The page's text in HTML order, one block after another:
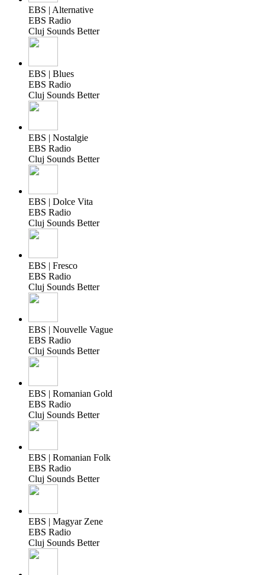
EBS | Alternative
EBS Radio
Cluj Sounds Better
EBS | Blues
EBS Radio
Cluj Sounds Better
EBS | Nostalgie
EBS Radio
Cluj Sounds Better
EBS | Dolce Vita
EBS Radio
Cluj Sounds Better
EBS | Fresco
EBS Radio
Cluj Sounds Better
EBS | Nouvelle Vague
EBS Radio
Cluj Sounds Better
EBS | Romanian Gold
EBS Radio
Cluj Sounds Better
EBS | Romanian Folk
EBS Radio
Cluj Sounds Better
EBS | Magyar Zene
EBS Radio
Cluj Sounds Better